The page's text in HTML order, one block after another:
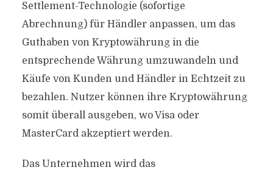
Settlement-Technologie (sofortige
Abrechnung) für Händler anpassen, um das
Guthaben von Kryptowährung in die
entsprechende Währung umzuwandeln und
Käufe von Kunden und Händler in Echtzeit zu
bezahlen. Nutzer können ihre Kryptowährung
somit überall ausgeben, wo Visa oder
MasterCard akzeptiert werden.
Das Unternehmen wird das